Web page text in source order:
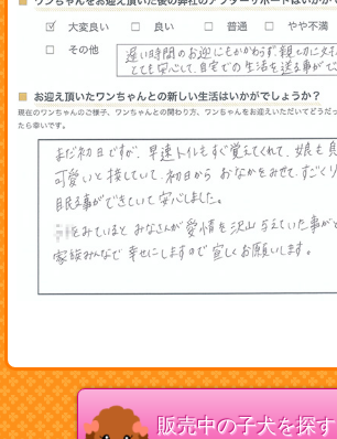
販売中の子犬を探す